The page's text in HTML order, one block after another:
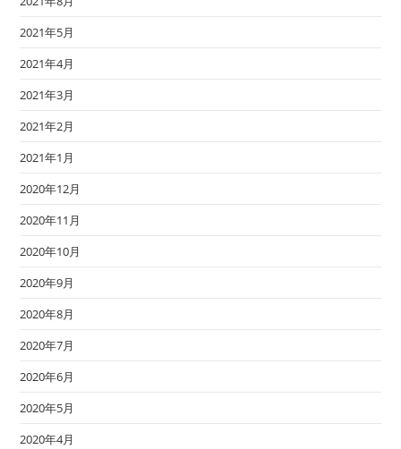
2021年5月
2021年4月
2021年3月
2021年2月
2021年1月
2020年12月
2020年11月
2020年10月
2020年9月
2020年8月
2020年7月
2020年6月
2020年5月
2020年4月